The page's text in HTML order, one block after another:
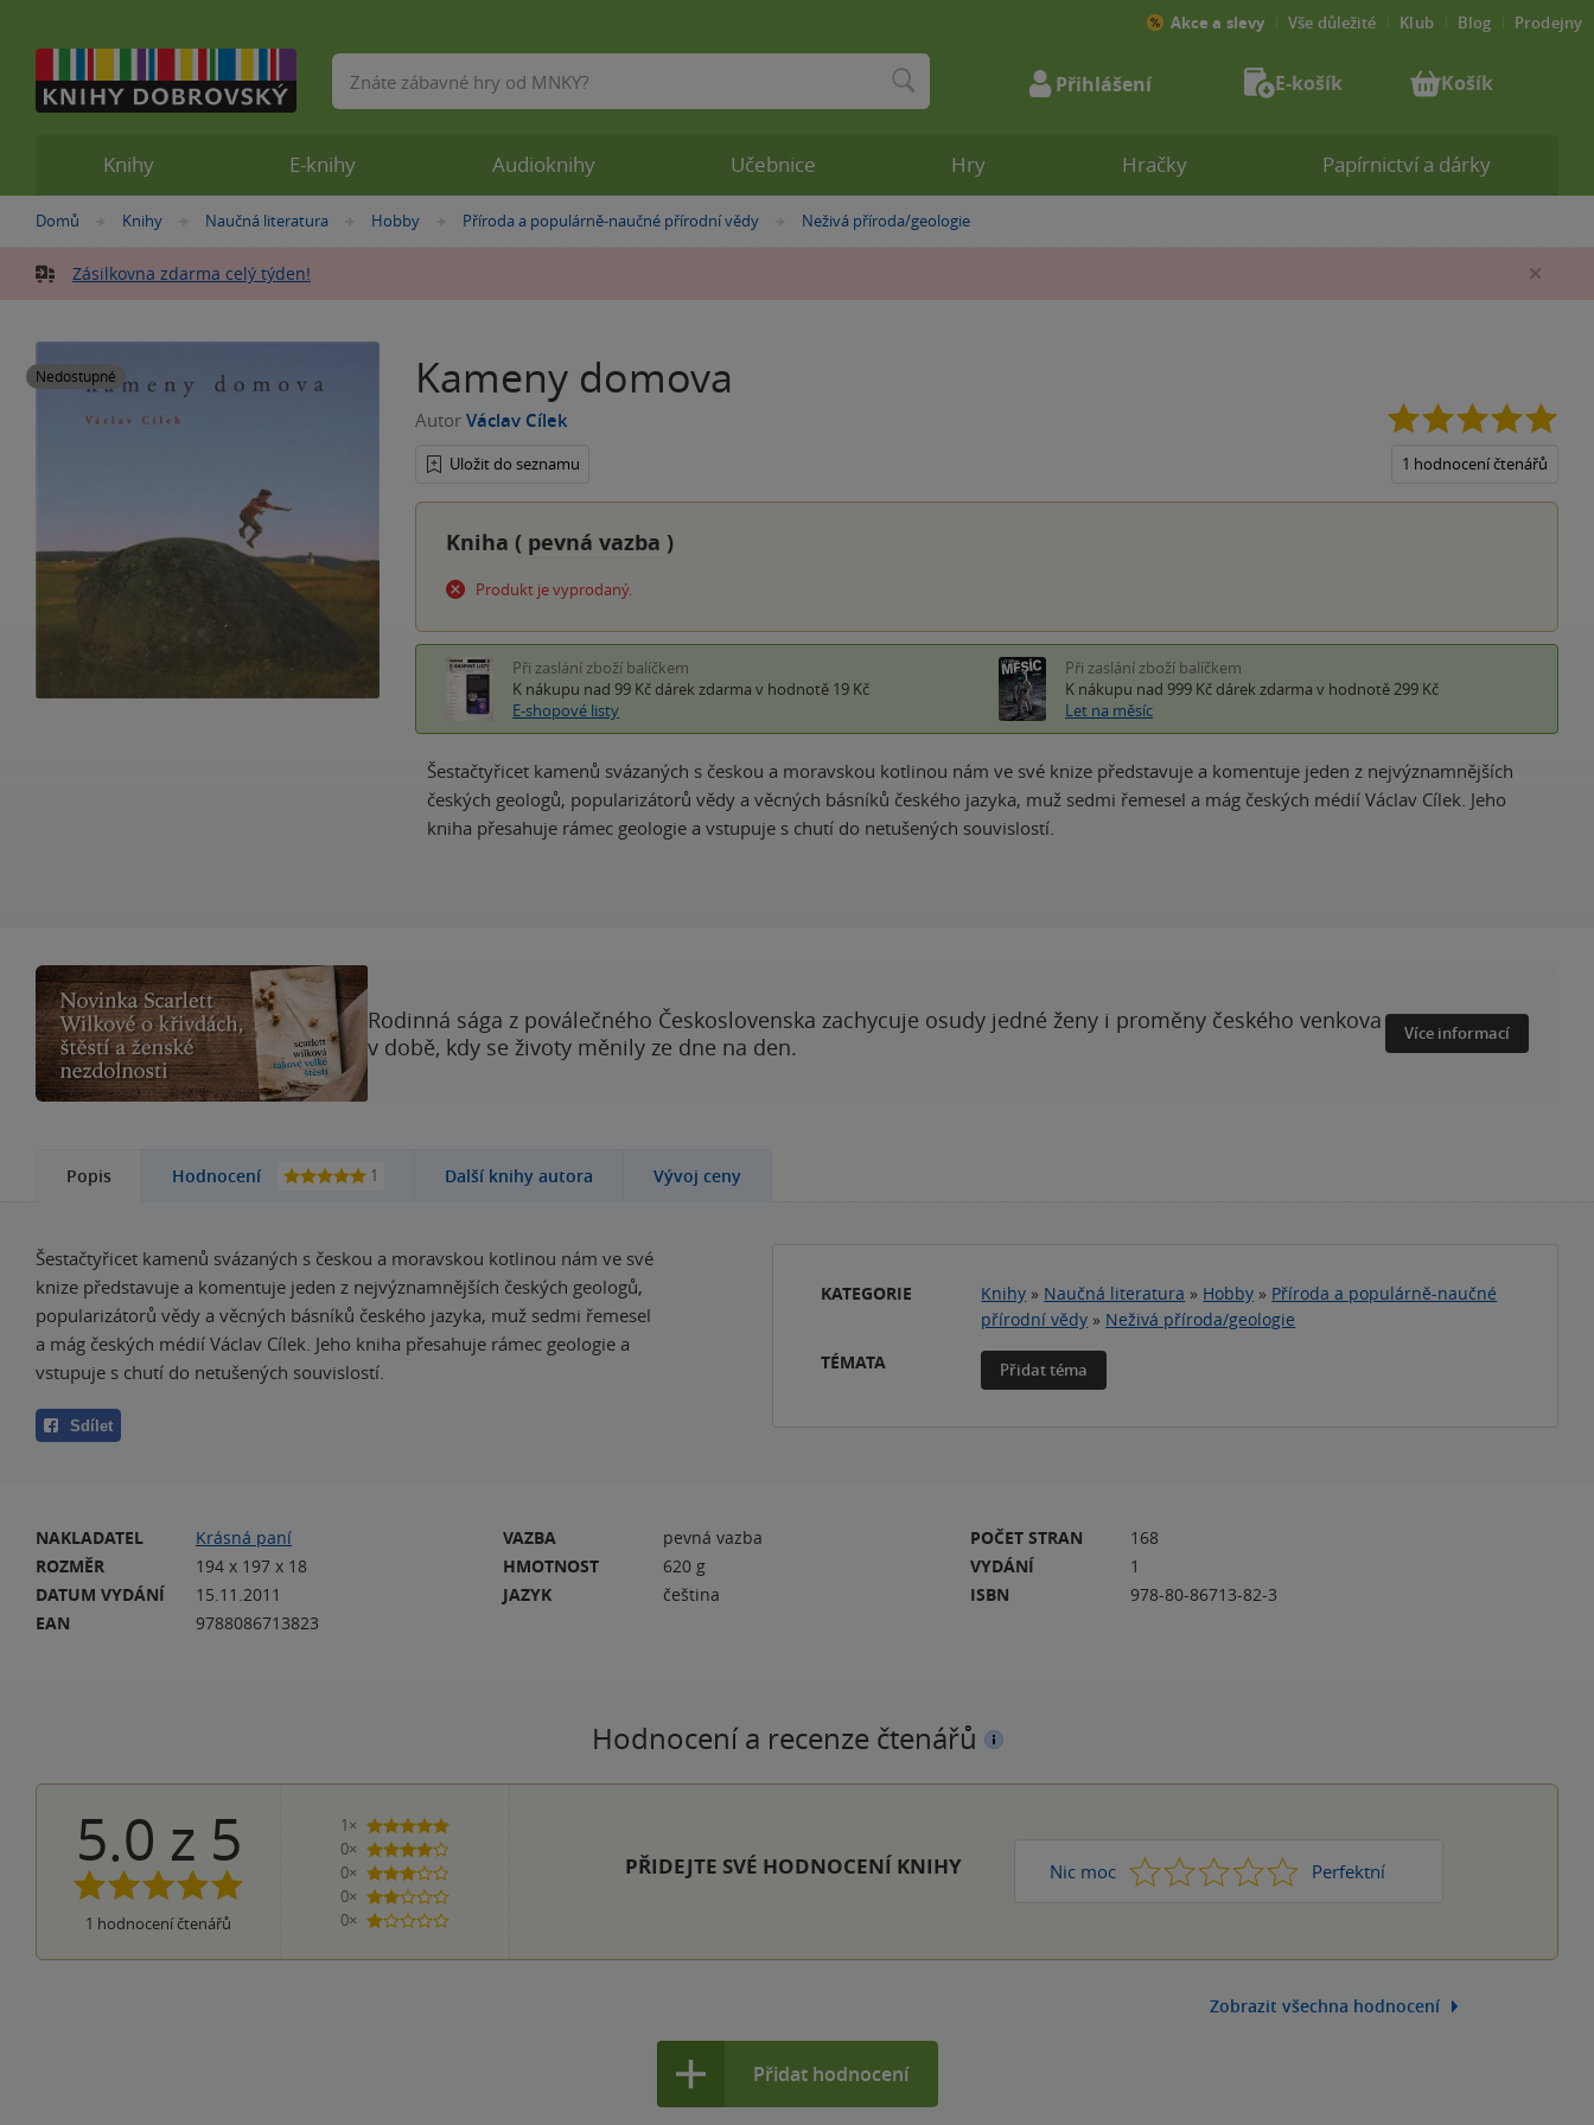
Nacházíte
zde:
Domů »
Knihy »
Naučná literatura »Hobby »Příroda a populárně-naučné přírodní vědy »
Neživá příroda/geologie
Zásilkovna zdarma celý týden!
Nedostupné Kameny domova
Autor Václav Cílek
Uložit do seznamu 1 hodnocení čtenářů
Kniha ( pevná vazba )
Produkt je vyprodaný.
Při zaslání zboží balíčkem
K nákupu nad 99 Kč dárek zdarma v hodnotě 19 Kč
E-shopové listy
Při zaslání zboží balíčkem
K nákupu nad 999 Kč dárek zdarma v hodnotě 299 Kč
Let na měsíc
Šestačtyřicet kamenů svázaných s českou a moravskou kotlinou nám ve své knize představuje a komentuje jeden z nejvýznamnějších
českých geologů, popularizátorů vědy a věcných básníků českého jazyka, muž sedmi řemesel a mág českých médií Václav Cílek. Jeho
kniha přesahuje rámec geologie a vstupuje s chutí do netušených souvislostí.
Rodinná sága z poválečného Československa zachycuje osudy jedné ženy i proměny českého venkova
v době, kdy se životy měnily ze dne na den.
Více informací
Popis Hodnocení 1 Další knihy autora Vývoj ceny
Šestačtyřicet kamenů svázaných s českou a moravskou kotlinou nám ve své
knize představuje a komentuje jeden z nejvýznamnějších českých geologů,
popularizátorů vědy a věcných básníků českého jazyka, muž sedmi řemesel
a mág českých médií Václav Cílek. Jeho kniha přesahuje rámec geologie a
vstupuje s chutí do netušených souvislostí.
Sdílet
KATEGORIE Knihy » Naučná literatura » Hobby » Příroda a populárně-naučné
přírodní vědy » Neživá příroda/geologie
TÉMATA
Přidat téma
NAKLADATEL
Krásná paní
ROZMĚR
194 x 197 x 18
DATUM VYDÁNÍ
15.11.2011
EAN
9788086713823
VAZBA
pevná vazba
HMOTNOST
620 g
JAZYK
čeština
POČET STRAN
168
VYDÁNÍ
1
ISBN
978-80-86713-82-3
Hodnocení a recenze čtenářů
5.0 z 5
1 hodnocení čtenářů
1×
5 hvězdiček
0×
4 hvězdičky
0×
3 hvězdičky
0×
2 hvězdičky
0×
1 hvezdička
PŘIDEJTE SVÉ HODNOCENÍ KNIHY Nic moc 1 2 3 4 Perfektní
5
Zobrazit všechna hodnocení
Přidat hodnocení
Knihy E-knihy Audioknihy Učebnice Hry Hračky Papírnictví a dárky
Akce a slevy Vše důležité Klub Blog Prodejny
Vyhledávání Přihlášení E-košík Košík